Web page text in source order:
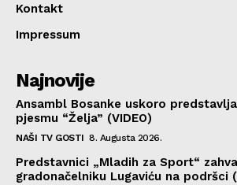
Kontakt
Impressum
Najnovije
Ansambl Bosanke uskoro
pjesmu “Želja” (VIDEO)
NAŠI TV GOSTI 8. Augusta 2026.
Predstavnici „Mladih za Sport“
gradonačelniku Lugaviću na podršci